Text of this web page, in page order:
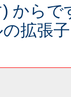
からで
の拡張